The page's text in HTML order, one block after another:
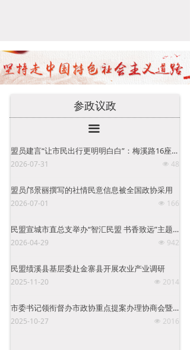
参政议政
盟员建言“让市民出行更明明白白”：梅溪路16座智慧公交站台建成
넶 48
2026-07-31
盟员邝景丽撰写的社情民意信息被全国政协采用
넶 166
2026-07-01
民盟宣城市直总支举办“智汇民盟 书香致远”主题交流活动
넶 942
2026-04-29
民盟绩溪县基层委赴金寨县开展农业产业调研
넶 2014
2025-11-20
市委书记领衔督办市政协重点提案办理协商会暨督办提案工作推进会召开
넶 2016
2025-10-27
끀